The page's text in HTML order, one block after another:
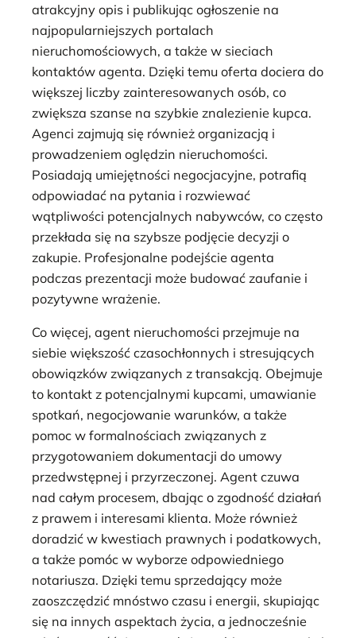
atrakcyjny opis i publikując ogłoszenie na
najpopularniejszych portalach
nieruchomościowych, a także w sieciach
kontaktów agenta. Dzięki temu oferta dociera do
większej liczby zainteresowanych osób, co
zwiększa szanse na szybkie znalezienie kupca.
Agenci zajmują się również organizacją i
prowadzeniem oględzin nieruchomości.
Posiadają umiejętności negocjacyjne, potrafią
odpowiadać na pytania i rozwiewać
wątpliwości potencjalnych nabywców, co często
przekłada się na szybsze podjęcie decyzji o
zakupie. Profesjonalne podejście agenta
podczas prezentacji może budować zaufanie i
pozytywne wrażenie.
Co więcej, agent nieruchomości przejmuje na
siebie większość czasochłonnych i stresujących
obowiązków związanych z transakcją. Obejmuje
to kontakt z potencjalnymi kupcami, umawianie
spotkań, negocjowanie warunków, a także
pomoc w formalnościach związanych z
przygotowaniem dokumentacji do umowy
przedwstępnej i przyrzeczonej. Agent czuwa
nad całym procesem, dbając o zgodność działań
z prawem i interesami klienta. Może również
doradzić w kwestiach prawnych i podatkowych,
a także pomóc w wyborze odpowiedniego
notariusza. Dzięki temu sprzedający może
zaoszczędzić mnóstwo czasu i energii, skupiając
się na innych aspektach życia, a jednocześnie